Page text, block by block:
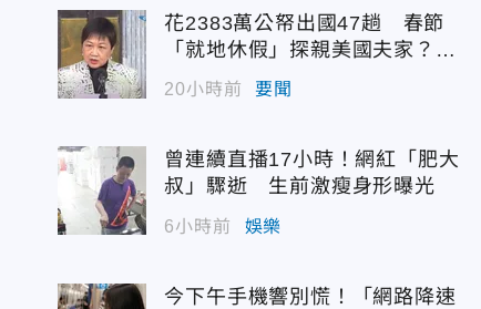
花2383萬公帑出國47趟 春節
「就地休假」探親美國夫家？徐
佳青回應了
20小時前 要聞
曾連續直播17小時！網紅「肥大
叔」驟逝 生前激瘦身形曝光
6小時前 娛樂
今下午手機響別慌！「網路降速